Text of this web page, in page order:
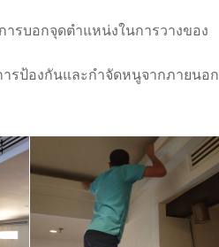
รบอกจุดตำแหน่งในการวางของ
รป้องกันและกำจัดหนูจากภายนอก